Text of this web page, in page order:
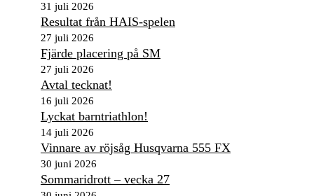
31 juli 2026
Resultat från HAIS-spelen
27 juli 2026
Fjärde placering på SM
27 juli 2026
Avtal tecknat!
16 juli 2026
Lyckat barntriathlon!
14 juli 2026
Vinnare av röjsåg Husqvarna 555 FX
30 juni 2026
Sommaridrott – vecka 27